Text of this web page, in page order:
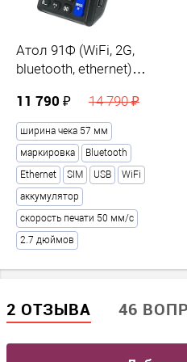
Рекомендации по
Где используется ?
курьеру / магазин продуктов /
алкоголь / ателье / автомойка /
буфет / цветочный магазин /
кинотеатр / клиника /
комиссионный магазин /
магазин в инстаграм / агенство
одежда / офис / продажа пива /
товаров / турагентство / услуги /
интернет-магазин / магазин /
Атол 91Ф (WiFi, 2G,
bluetooth, ethernet)
11 790 ₽ 14 790 ₽
ширина чека 57 мм
маркировка
Bluetooth
Ethernet
SIM USB
WiFi
аккумулятор
скорость печати 50 мм/с
2.7 дюймов
2 ОТЗЫВА 46